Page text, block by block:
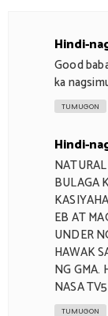
Hindi-
Good
ka
TUMUGON
Hindi-
BULAGA
EB AT
UNDER
HAWAK
NG GMA.
NASA
TUMUGON